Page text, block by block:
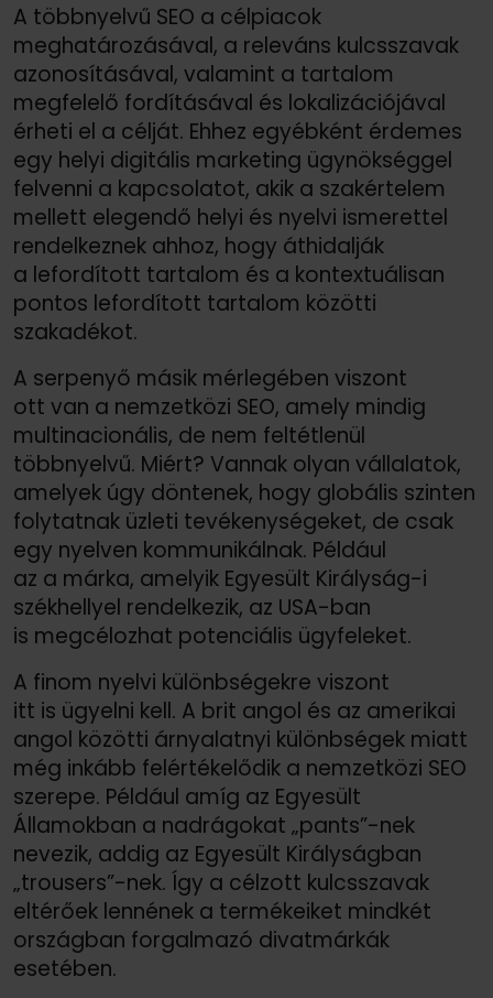
A többnyelvű SEO a célpiacok
meghatározásával, a releváns kulcsszavak
azonosításával, valamint a tartalom
megfelelő fordításával és lokalizációjával
érheti el a célját. Ehhez egyébként érdemes
egy helyi digitális marketing ügynökséggel
felvenni a kapcsolatot, akik a szakértelem
mellett elegendő helyi és nyelvi ismerettel
rendelkeznek ahhoz, hogy áthidalják
a lefordított tartalom és a kontextuálisan
pontos lefordított tartalom közötti
szakadékot.
A serpenyő másik mérlegében viszont
ott van a nemzetközi SEO, amely mindig
multinacionális, de nem feltétlenül
többnyelvű. Miért? Vannak olyan vállalatok,
amelyek úgy döntenek, hogy globális szinten
folytatnak üzleti tevékenységeket, de csak
egy nyelven kommunikálnak. Például
az a márka, amelyik Egyesült Királyság-i
székhellyel rendelkezik, az USA-ban
is megcélozhat potenciális ügyfeleket.
A finom nyelvi különbségekre viszont
itt is ügyelni kell. A brit angol és az amerikai
angol közötti árnyalatnyi különbségek miatt
még inkább felértékelődik a nemzetközi SEO
szerepe. Például amíg az Egyesült
Államokban a nadrágokat „pants”-nek
nevezik, addig az Egyesült Királyságban
„trousers”-nek. Így a célzott kulcsszavak
eltérőek lennének a termékeiket mindkét
országban forgalmazó divatmárkák
esetében.